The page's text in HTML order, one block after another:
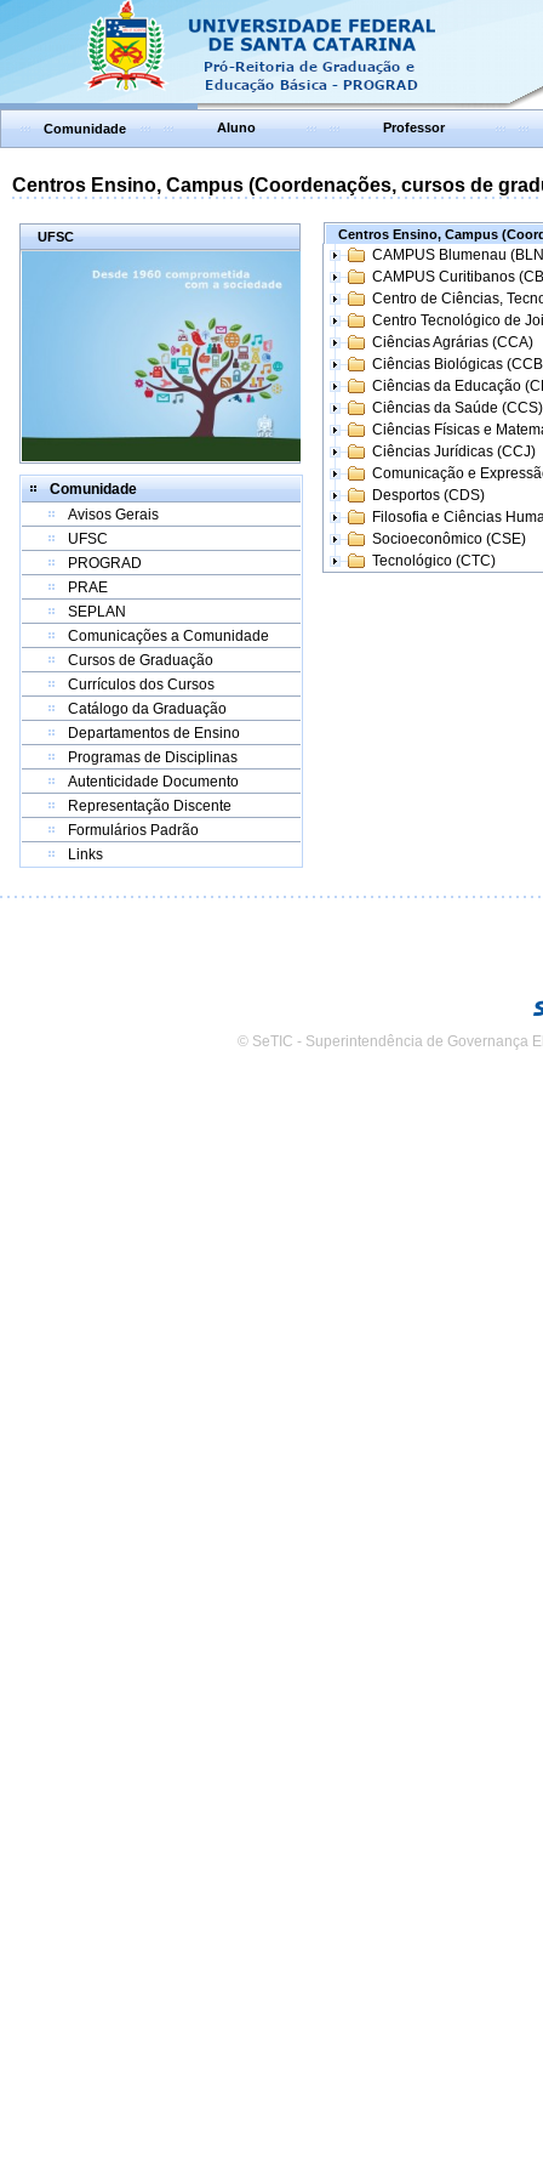
Comunidade Aluno Professor
Centros Ensino, Campus (Coordenações, cursos de
UFSC
Comunidade
Avisos Gerais
UFSC
PROGRAD
PRAE
SEPLAN
Comunicações a Comunidade
Cursos de Graduação
Currículos dos Cursos
Catálogo da Graduação
Departamentos de Ensino
Programas de Disciplinas
Autenticidade Documento
Representação Discente
Formulários Padrão
Links
Centros Ensino, Campus
CAMPUS Blumenau
CAMPUS Curitibanos
Centro de Ciências,
Centro Tecnológico de
Ciências Agrárias (CCA)
Ciências Biológicas
Ciências da Educação
Ciências da Saúde (CCS)
Ciências Físicas e
Ciências Jurídicas (CCJ)
Comunicação e
Desportos (CDS)
Filosofia e Ciências
Socioeconômico (CSE)
Tecnológico (CTC)
© SeTIC - Superintendência de Governança